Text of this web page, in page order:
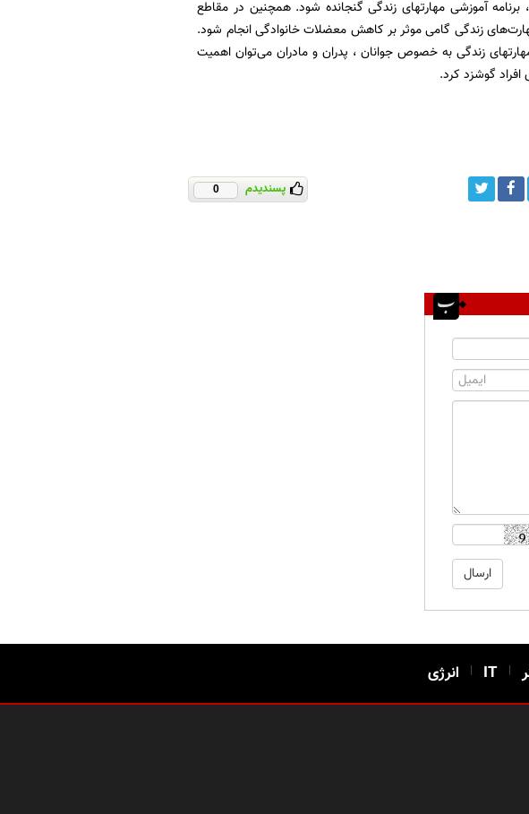
آموزشی مهارتهای زندگی گنجانده شود. همچنین در مقاطع
زندگی گامی موثر بر کاهش معضلات خانوادگی انجام شود.
زندگی به خصوص جوانان ، پدران و مادران می‌توان اهمیت
گوشزد کرد.
پسندیدم 0
|
IT
| انرژی